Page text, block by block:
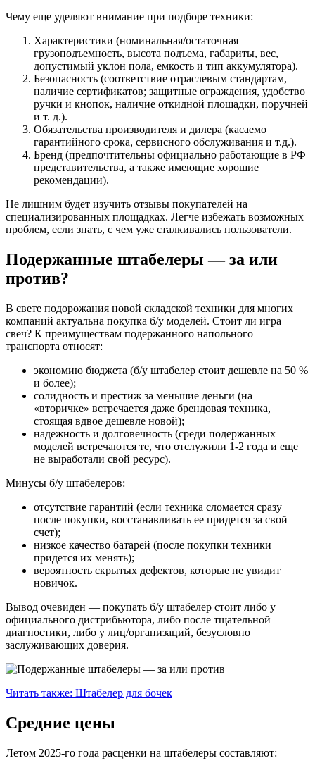
Чему еще уделяют внимание при подборе техники:
Характеристики (номинальная/остаточная
грузоподъемность, высота подъема, габариты, вес,
допустимый уклон пола, емкость и тип аккумулятора).
Безопасность (соответствие отраслевым стандартам,
наличие сертификатов; защитные ограждения, удобство
ручки и кнопок, наличие откидной площадки, поручней
и т. д.).
Обязательства производителя и дилера (касаемо
гарантийного срока, сервисного обслуживания и т.д.).
Бренд (предпочтительны официально работающие в РФ
представительства, а также имеющие хорошие
рекомендации).
Не лишним будет изучить отзывы покупателей на
специализированных площадках. Легче избежать возможных
проблем, если знать, с чем уже сталкивались пользователи.
Подержанные штабелеры — за или
против?
В свете подорожания новой складской техники для многих
компаний актуальна покупка б/у моделей. Стоит ли игра
свеч? К преимуществам подержанного напольного
транспорта относят:
экономию бюджета (б/у штабелер стоит дешевле на 50 %
и более);
солидность и престиж за меньшие деньги (на
«вторичке» встречается даже брендовая техника,
стоящая вдвое дешевле новой);
надежность и долговечность (среди подержанных
моделей встречаются те, что отслужили 1-2 года и еще
не выработали свой ресурс).
Минусы б/у штабелеров:
отсутствие гарантий (если техника сломается сразу
после покупки, восстанавливать ее придется за свой
счет);
низкое качество батарей (после покупки техники
придется их менять);
вероятность скрытых дефектов, которые не увидит
новичок.
Вывод очевиден — покупать б/у штабелер стоит либо у
официального дистрибьютора, либо после тщательной
диагностики, либо у лиц/организаций, безусловно
заслуживающих доверия.
Читать также: Штабелер для бочек
Средние цены
Летом 2025-го года расценки на штабелеры составляют: